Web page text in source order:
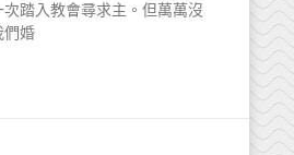
踏入教會尋求主。但萬萬沒
們婚